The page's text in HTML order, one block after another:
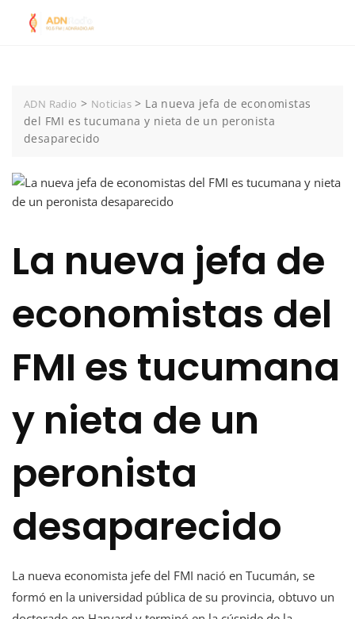
ADN Radio > Noticias > La nueva jefa de economistas
del FMI es tucumana y nieta de un peronista
desaparecido
La nueva jefa de
economistas del
FMI es tucumana
y nieta de un
peronista
desaparecido
La nueva economista jefe del FMI nació en Tucumán, se
formó en la universidad pública de su provincia, obtuvo un